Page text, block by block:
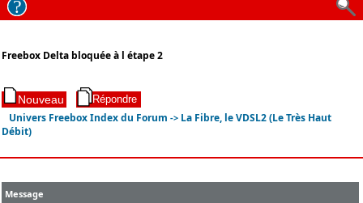
Freebox Delta bloquée à l étape 2
Univers Freebox Index du Forum -> La Fibre, le VDSL2 (Le Très Haut
Débit)
Message